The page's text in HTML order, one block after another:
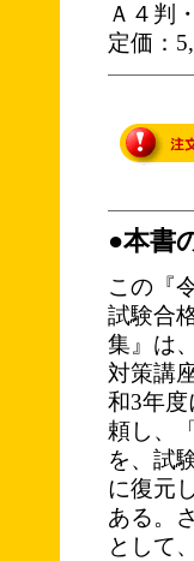
Ａ４判
定価：
●本書
この『
試験合
集』は
対策講
和3年
頼し、
を、試
に復元
ある。
として